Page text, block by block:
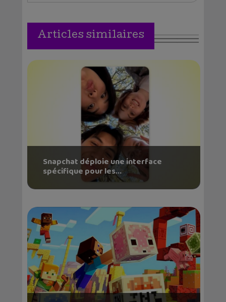
Articles similaires
Snapchat déploie une interface
spécifique pour les...